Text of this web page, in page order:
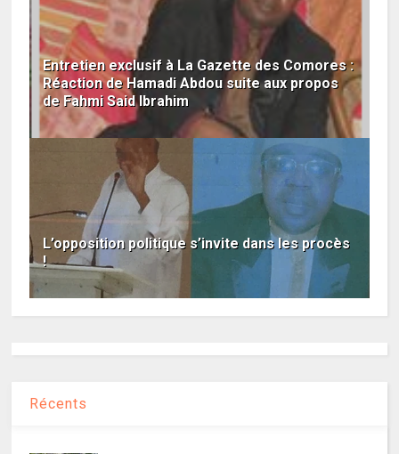
Entretien exclusif à La Gazette des Comores :
Réaction de Hamadi Abdou suite aux propos
de Fahmi Said Ibrahim
L’opposition politique s’invite dans les procès
!
Récents